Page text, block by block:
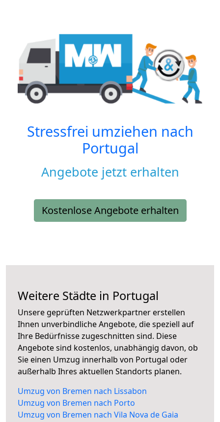
Stressfrei umziehen nach
Portugal
Angebote jetzt erhalten
Kostenlose Angebote erhalten
Weitere Städte in Portugal
Unsere geprüften Netzwerkpartner erstellen
Ihnen unverbindliche Angebote, die speziell auf
Ihre Bedürfnisse zugeschnitten sind. Diese
Angebote sind kostenlos, unabhängig davon, ob
Sie einen Umzug innerhalb von Portugal oder
außerhalb Ihres aktuellen Standorts planen.
Umzug von Bremen nach Lissabon
Umzug von Bremen nach Porto
Umzug von Bremen nach Vila Nova de Gaia